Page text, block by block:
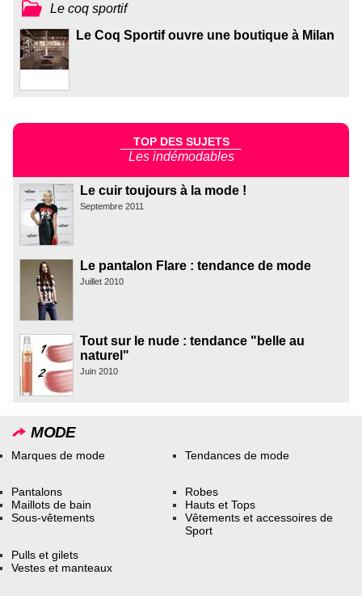
Le coq sportif
Le Coq Sportif ouvre une boutique à Milan
TOP DES SUJETS
Les indémodables
Le cuir toujours à la mode !
Septembre 2011
Le pantalon Flare : tendance de mode
Juillet 2010
Tout sur le nude : tendance "belle au
naturel"
Juin 2010
MODE
Marques de mode Tendances de mode
Pantalons
Maillots de bain
Sous-vêtements
Robes
Hauts et Tops
Vêtements et accessoires de
Sport
Pulls et gilets
Vestes et manteaux